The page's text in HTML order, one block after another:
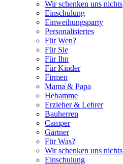
Wir schenken uns nichts
Einschulung
Einweihungsparty
Personalisiertes
Für Wen?
Für Sie
Für Ihn
Für Kinder
Firmen
Mama & Papa
Hebamme
Erzieher & Lehrer
Bauherren
Camper
Gärtner
Für Was?
Wir schenken uns nichts
Einschulung